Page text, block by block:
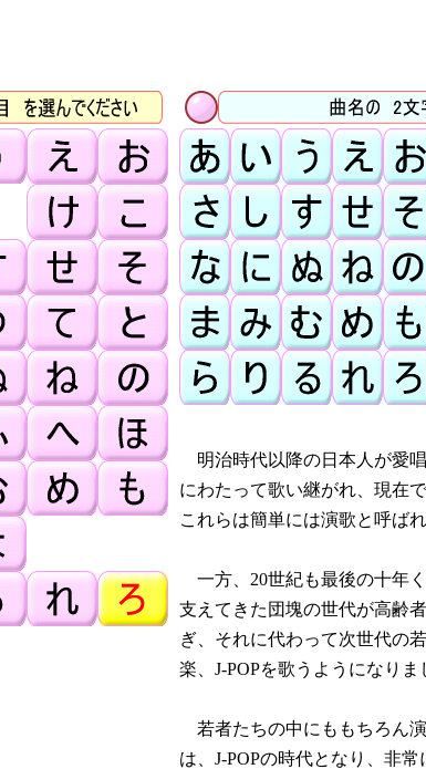
明治時代以降の日本人が愛
にわたって歌い継がれ、現在
これらは簡単には演歌と呼ばれ
一方、20世紀も最後の十年
支えてきた団塊の世代が高齢
ぎ、それに代わって次世代の
楽、J-POPを歌うようになりま
若者たちの中にももちろん
は、J-POPの時代となり、非